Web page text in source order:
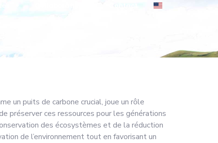
un puits de carbone crucial, joue un rôle
préserver ces ressources pour les générations
des écosystèmes et de la réduction
de l’environnement tout en favorisant un